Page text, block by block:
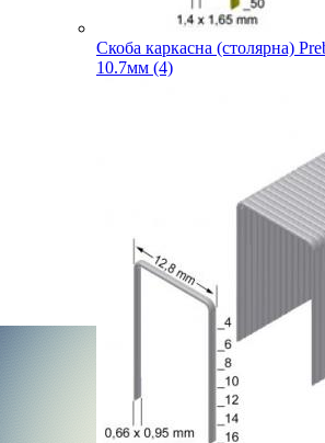
Скоба каркасна (столярна)
10.7мм (4)